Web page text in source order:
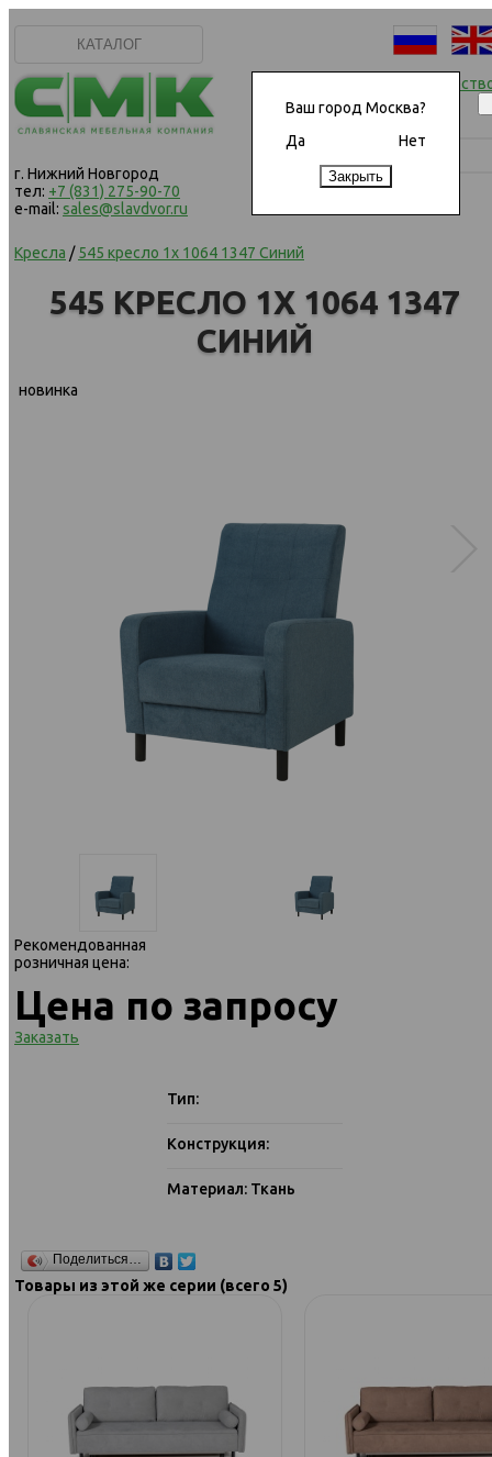
Ваш город Москва?
Да
Нет
КАТАЛОГ
г. Нижний Новгород
тел: +7 (831) 275-90-70
e-mail: sales@slavdvor.ru
Начать
Кресла /545 кресло 1х 1064 1347 Синий
Рекомендованная
розничная цена:
Цена по запросу
Заказать
Тип:
Конструкция:
Материал: Ткань
Поделиться…
545 КРЕСЛО 1Х 1064 1347
СИНИЙ
новинка
Товары из этой же серии (всего 5)